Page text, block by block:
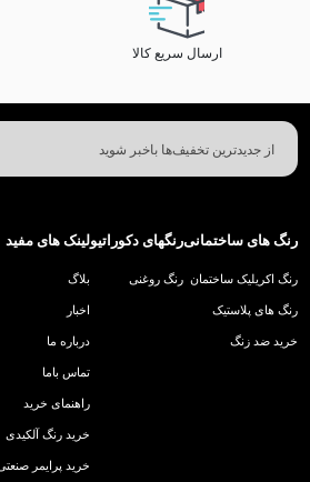
ارسال سریع کالا
رنگ های ساختمانی
رنگ اکریلیک ساختمان
رنگ های پلاستیک
خرید ضد زنگ
رنگهای دکوراتیو
رنگ روغنی
لینک های مفید
بلاگ
اخبار
درباره ما
تماس باما
راهنمای خرید
خرید رنگ آلکیدی
خرید پرایمر